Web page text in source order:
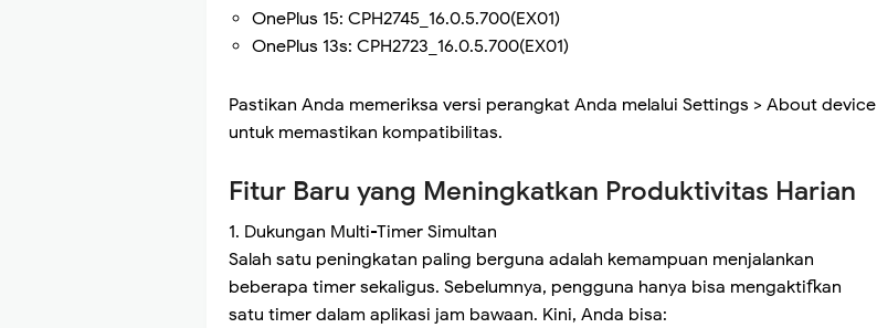
OnePlus 15: CPH2745_16.0.5.700(EX01)
OnePlus 13s: CPH2723_16.0.5.700(EX01)
Pastikan Anda memeriksa versi perangkat Anda melalui Settings > About device
untuk memastikan kompatibilitas.
Fitur Baru yang Meningkatkan Produktivitas Harian
1. Dukungan Multi-Timer Simultan
Salah satu peningkatan paling berguna adalah kemampuan menjalankan
beberapa timer sekaligus. Sebelumnya, pengguna hanya bisa mengaktifkan
satu timer dalam aplikasi jam bawaan. Kini, Anda bisa: